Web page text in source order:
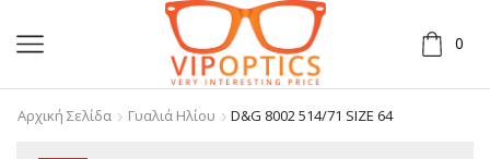
0
Αρχική Σελίδα Γυαλιά Ηλίου D&G 8002 514/71 SIZE 64